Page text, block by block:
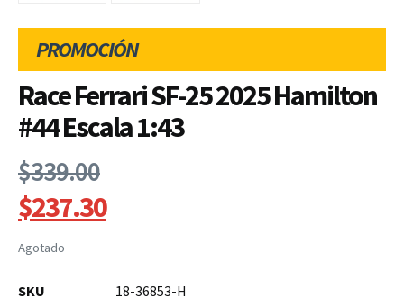
PROMOCIÓN
Race Ferrari SF-25 2025 Hamilton
#44 Escala 1:43
$339.00
$237.30
Agotado
SKU
18-36853-H